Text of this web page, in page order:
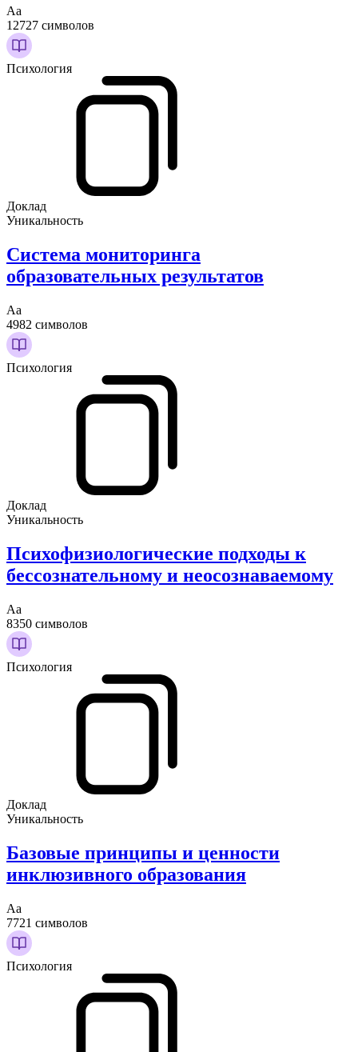
Аа
12727 символов
Психология
Доклад
Уникальность
Система мониторинга
образовательных результатов
Аа
4982 символов
Психология
Доклад
Уникальность
Психофизиологические подходы к
бессознательному и неосознаваемому
Аа
8350 символов
Психология
Доклад
Уникальность
Базовые принципы и ценности
инклюзивного образования
Аа
7721 символов
Психология